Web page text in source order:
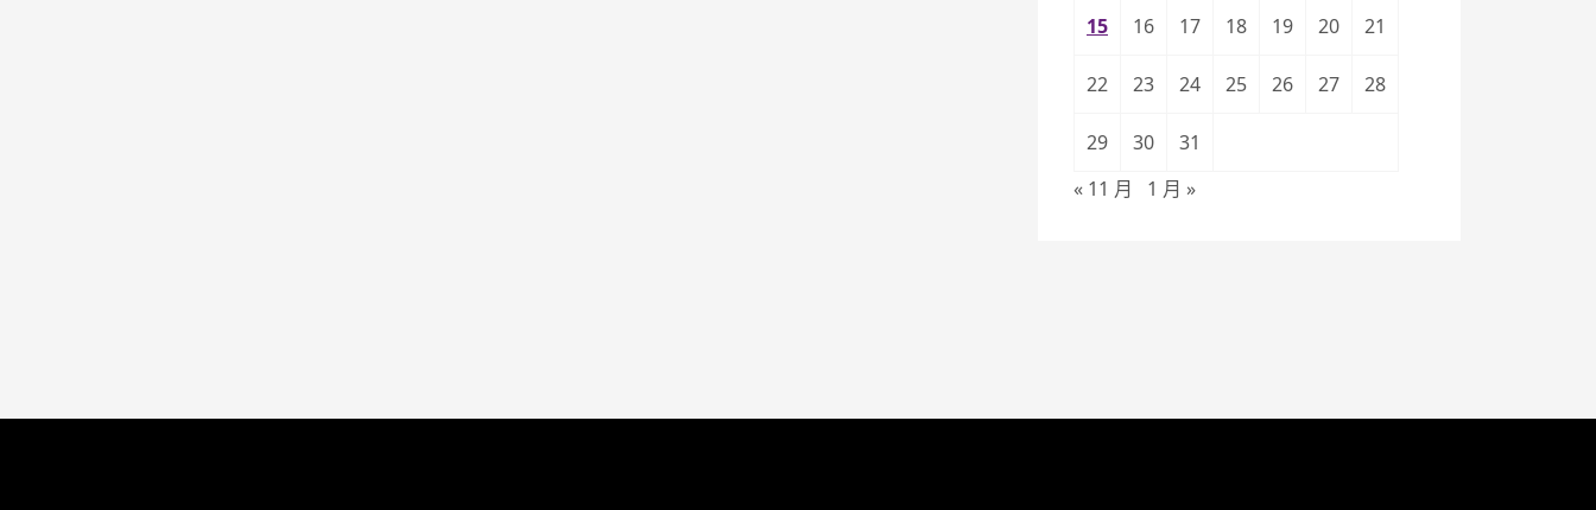
15 16 17 18 19 20 21
22 23 24 25 26 27 28
29 30
31
« 11 月
1 月 »